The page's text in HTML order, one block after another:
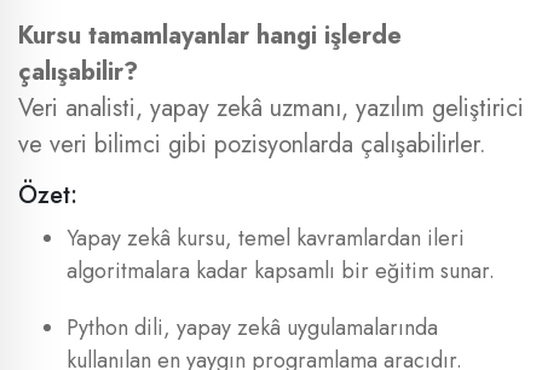
Kursu tamamlayanlar hangi işlerde
çalışabilir?
Veri analisti, yapay zekâ uzmanı, yazılım geliştirici
ve veri bilimci gibi pozisyonlarda çalışabilirler.
Özet:
Yapay zekâ kursu, temel kavramlardan ileri
algoritmalara kadar kapsamlı bir eğitim sunar.
Python dili, yapay zekâ uygulamalarında
kullanılan en yaygın programlama aracıdır.